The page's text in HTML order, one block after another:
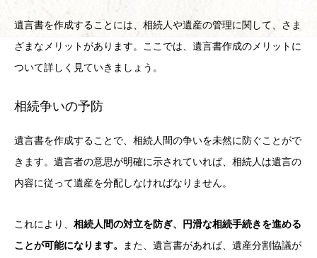
遺言書を作成することには、相続人や遺産の管理に関して、さま
ざまなメリットがあります。ここでは、遺言書作成のメリットに
ついて詳しく見ていきましょう。
相続争いの予防
遺言書を作成することで、相続人間の争いを未然に防ぐことがで
きます。遺言者の意思が明確に示されていれば、相続人は遺言の
内容に従って遺産を分配しなければなりません。
これにより、 相続人間の対立を防ぎ、円滑な相続手続きを進める
ことが可能になります。
また、遺言書があれば、遺産分割協議が